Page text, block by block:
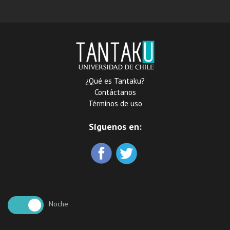
¿Qué es Tantaku?
Contáctanos
Términos de uso
Síguenos en:
Noche